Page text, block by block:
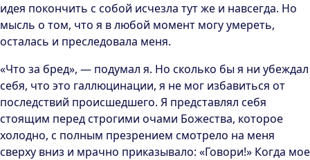
идея покончить с собой исчезла тут же и навсегда. Но
мысль о том, что я в любой момент могу умереть,
осталась и преследовала меня.
«Что за бред», — подумал я. Но сколько бы я ни убеждал
себя, что это галлюцинации, я не мог избавиться от
последствий происшедшего. Я представлял себя
стоящим перед строгими очами Божества, которое
холодно, с полным презрением смотрело на меня
сверху вниз и мрачно приказывало: «Говори!» Когда мое